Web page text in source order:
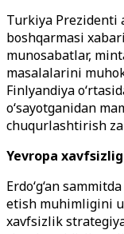
Turkiya Prezidenti
boshqarmasi
munosabatlar,
masalalarini
Finlyandiya
o‘sayotganidan
chuqurlashtirish
Yevropa
Erdo‘g‘an
etish muhimligini
xavfsizlik